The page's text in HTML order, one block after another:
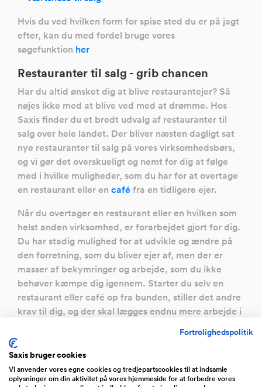
Hvis du ved hvilken form for spise sted du er på jagt
efter, kan du med fordel bruge vores
søgefunktion her
Restauranter til salg - grib chancen
Har du altid ønsket dig at blive restaurantejer? Så
nøjes ikke med at blive ved med at drømme. Hos
Saxis finder du et bredt udvalg af restauranter til
salg over hele landet. Der bliver næsten dagligt sat
nye restauranter til salg på vores virksomhedsbørs,
og vi gør det overskueligt og nemt for dig at følge
med i hvilke muligheder, som du har for at overtage
en restaurant eller en caféfra en tidligere ejer.
Når du overtager en restaurant eller en hvilken som
helst anden virksomhed, er forarbejdet gjort for dig.
Du har stadig mulighed for at udvikle og ændre på
den forretning, som du bliver ejer af, men der er
masser af bekymringer og arbejde, som du ikke
behøver kæmpe dig igennem. Starter du selv en
restaurant eller café op fra bunden, stiller det andre
krav til dig, og der skal lægges endnu mere arbejde i
Hvorfor købe restauranter til salg i stedet
for selv at starte op?
Som med alt andet i livet er der både fordele og
Fortrolighedspolitik
Saxis bruger cookies
Vi anvender vores egne cookies og tredjepartscookies til at indsamle
oplysninger om din aktivitet på vores hjemmeside for at forbedre vores